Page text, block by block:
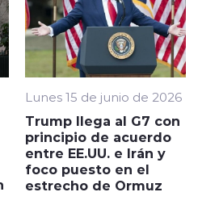
Lunes 15 de junio de 2026
Trump llega al G7 con
principio de acuerdo
entre EE.UU. e Irán y
foco puesto en el
estrecho de Ormuz